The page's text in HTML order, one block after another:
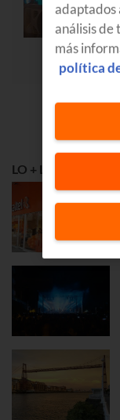
LO + LEÍDO
adaptados
análisis de
más
política